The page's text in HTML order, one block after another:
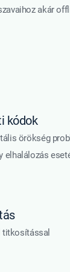
akár
kódok
örökség
elhalálozás
titkosítással